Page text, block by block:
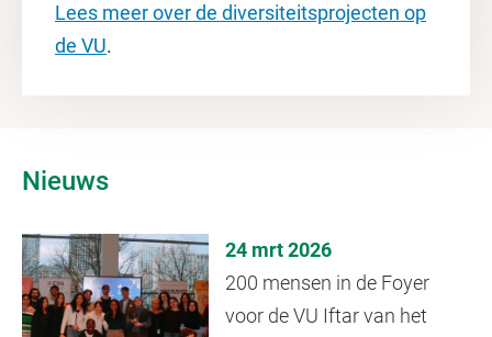
Lees meer over de diversiteitsprojecten op
de VU.
Nieuws
24 mrt 2026
200 mensen in de Foyer
voor de VU Iftar van het